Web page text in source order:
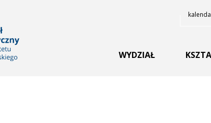
UNIWERSYTETU
WYDZIAŁ